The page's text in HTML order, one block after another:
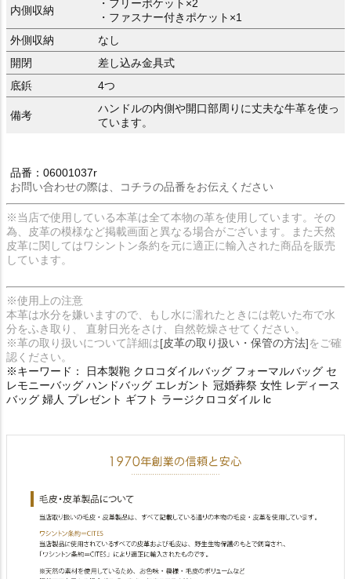
内側収納
・フリーポケット×2
・ファスナー付きポケット×1
外側収納
なし
開閉
差し込み金具式
底鋲
4つ
備考
ハンドルの内側や開口部周りに丈夫な牛革を使っ
ています。
品番：06001037r
お問い合わせの際は、コチラの品番をお伝えください
※当店で使用している本革は全て本物の革を使用しています。その
為、皮革の模様など掲載画面と異なる場合がございます。また天然
皮革に関してはワシントン条約を元に適正に輸入された商品を販売
しています。
※使用上の注意
本革は水分を嫌いますので、もし水に濡れたときには乾いた布で水
分をふき取り、 直射日光をさけ、自然乾燥させてください。
※革の取り扱いについて詳細は[皮革の取り扱い・保管の方法]をご確
認ください。
※キーワード： 日本製鞄 クロコダイルバッグ フォーマルバッグ セ
レモニーバッグ ハンドバッグ エレガント 冠婚葬祭 女性 レディース
バッグ 婦人 プレゼント ギフト ラージクロコダイル lc